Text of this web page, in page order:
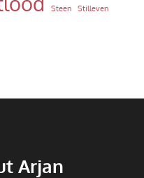
Steen Stilleven
Arjan